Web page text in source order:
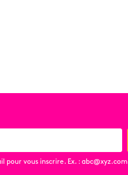
pour vous inscrire. Ex. : abc@xyz.com